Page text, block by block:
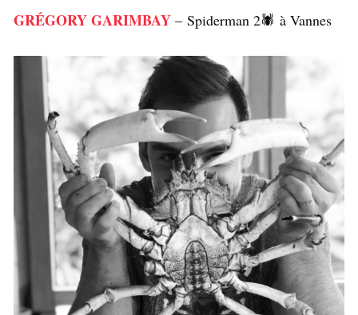
GRÉGORY GARIMBAY – Spiderman 2🕷 à Vannes